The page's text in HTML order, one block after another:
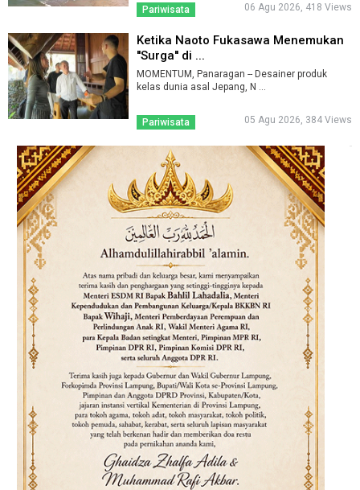
Pariwisata 06 Agu 2026, 418 Views
Ketika Naoto Fukasawa Menemukan
''Surga'' di ...
MOMENTUM, Panaragan -- Desainer produk
kelas dunia asal Jepang, N ...
Pariwisata 05 Agu 2026, 384 Views